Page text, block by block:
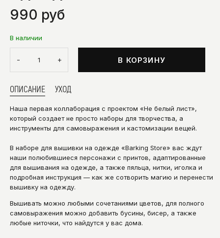
990 руб
В наличии
- + В КОРЗИНУ
ОПИСАНИЕ
Наша первая коллаборация с проектом «Не белый лист»,
который создает не просто наборы для творчества, а
инструменты для самовыражения и кастомизации вещей.
В наборе для вышивки на одежде «Barking Store» вас ждут
наши полюбившиеся персонажи с принтов, адаптированные
для вышивания на одежде, а также пяльца, нитки, иголка и
подробная инструкция — как же сотворить магию и перенести
вышивку на одежду.
Вышивать можно любыми сочетаниями цветов, для полного
самовыражения можно добавить бусины, бисер, а также
любые ниточки, что найдутся у вас дома.
УХОД